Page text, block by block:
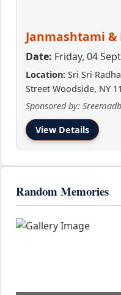
Janmashtami
Date: Friday, 04
Location: Sri Sri
Street Woodside, NY
Sponsored by:
View Details
Random Memories